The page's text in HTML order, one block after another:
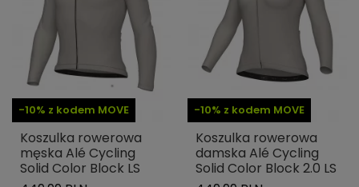
-10% z kodem MOVE
Koszulka rowerowa
męska Alé Cycling
Solid Color Block LS
-10% z kodem MOVE
Koszulka rowerowa
damska Alé Cycling
Solid Color Block 2.0 LS